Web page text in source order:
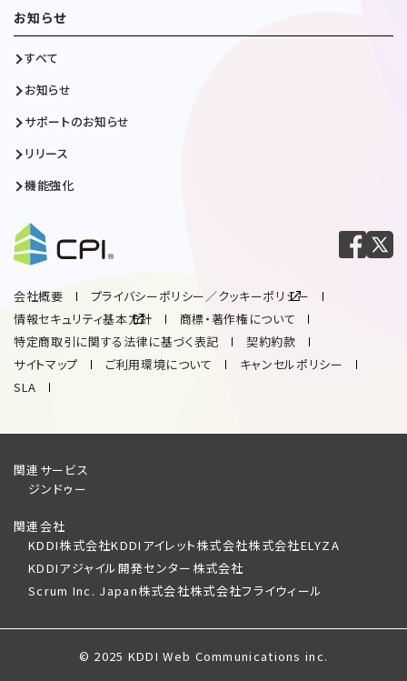
お知らせ
すべて
お知らせ
サポートのお知らせ
リリース
機能強化
会社概要
プライバシーポリシー／クッキーポリシー
情報セキュリティ基本方針
商標・著作権について
特定商取引に関する法律に基づく表記
契約約款
サイトマップ
ご利用環境について
キャンセルポリシー
SLA
関連サービス
ジンドゥー
関連会社
KDDI株式会社KDDIアイレット株式会社株式会社ELYZA
KDDIアジャイル開発センター株式会社
Scrum Inc. Japan株式会社株式会社フライウィール
© 2025 KDDI Web Communications inc.